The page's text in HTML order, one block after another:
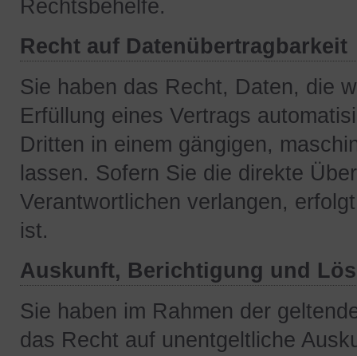
Rechtsbehelfe.
Recht auf Datenübertragbarkeit
Sie haben das Recht, Daten, die
Erfüllung eines Vertrags
Dritten in einem gängigen,
lassen. Sofern Sie die direkte
Verantwortlichen verlangen,
ist.
Auskunft, Berichtigung und
Sie haben im Rahmen der
das Recht auf unentgeltliche